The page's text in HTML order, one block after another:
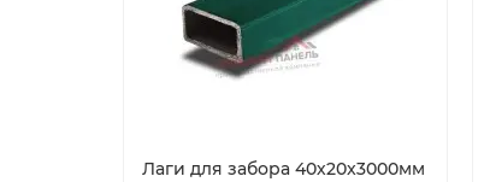
Лаги для забора 40х20x3000мм